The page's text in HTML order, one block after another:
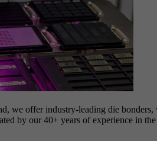
we offer industry-leading die
by our 40+ years of experience in